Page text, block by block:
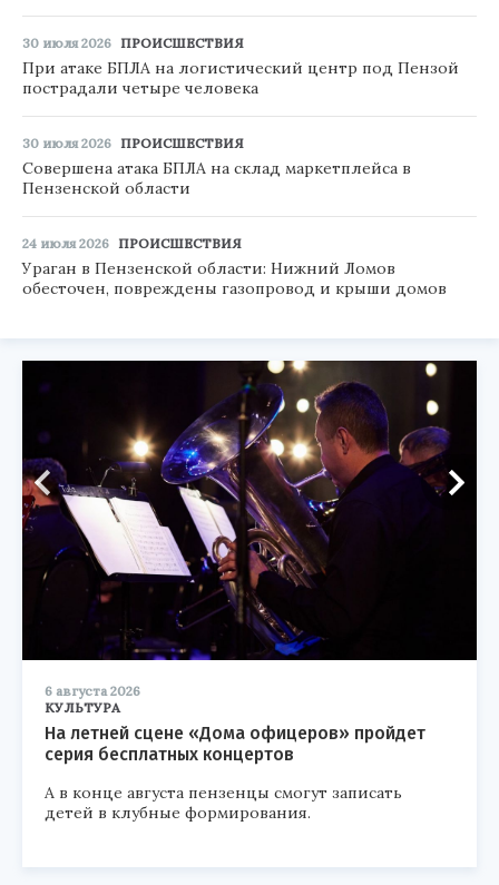
30 июля 2026 ПРОИСШЕСТВИЯ
При атаке БПЛА на логистический центр под Пензой
пострадали четыре человека
30 июля 2026 ПРОИСШЕСТВИЯ
Совершена атака БПЛА на склад маркетплейса в
Пензенской области
24 июля 2026 ПРОИСШЕСТВИЯ
Ураган в Пензенской области: Нижний Ломов
обесточен, повреждены газопровод и крыши домов
6 августа 2026
КУЛЬТУРА
На летней сцене «Дома офицеров» пройдет
серия бесплатных концертов
А в конце августа пензенцы смогут записать
детей в клубные формирования.